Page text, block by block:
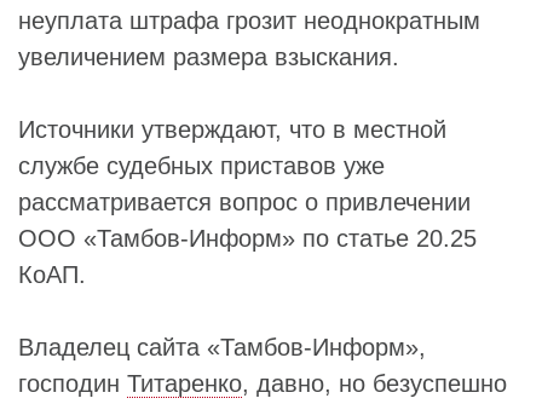
неуплата штрафа грозит неоднократным
увеличением размера взыскания.
Источники утверждают, что в местной
службе судебных приставов уже
рассматривается вопрос о привлечении
ООО «Тамбов-Информ» по статье 20.25
КоАП.
Владелец сайта «Тамбов-Информ»,
господин Титаренко, давно, но безуспешно